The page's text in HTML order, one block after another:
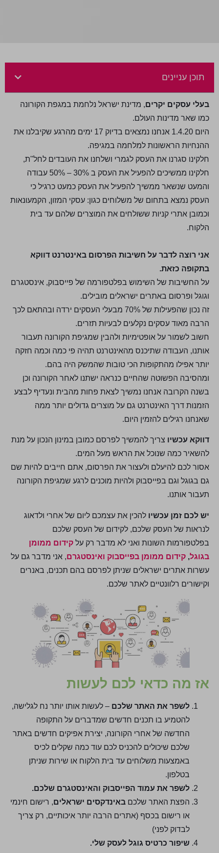
תוכן עניינים
בעלי עסקים יקרים, מדינת ישראל נלחמת במגפת הקורונה
כמו שאר מדינות העולם.
היום 1.4.20 אנחנו נמצאים בדיוק 17 ימים מהרגע שקיבלנו את
ההנחיות הראשונות למלחמה במגיפה.
חלקינו סגרנו את העסק לגמרי ושלחנו את העובדים לחל"ת,
חלקינו ממשיכים להפעיל את העסק ב 30% – 50% עבודה
והמעט שנשאר ממשיך להפעיל את העסק כמעט כרגיל כי
העסק נמצא בתחום של משלוחים כגון: עסקי המזון, הקמעונאות
וכמובן אתרי קניות ששולחים את המוצרים שלהם עד בית
הלקוח.
אני רוצה לדבר על חשיבות הפרסום באינטרנט דווקא
בתקופה כזאת.
על החשיבות של השימוש בפלטפורמה של פייסבוק, אינסטגרם
וגוגל ופרסום באתרים ישראלים מובילים.
זה נכון שהפעילות של 70% מבעלי העסקים ירדה ובהתאם לכך
הרבה מאוד עסקים נקלעים לבעיות תזרים.
חשוב לשמור על אופטימיות ולהבין שמגיפת הקורונה תעבור
אותנו, העבודה שתיכנס מהאינטרנט תהיה פי כמה וכמה חזקה
יותר אפילו מהתקופות הכי טובות שהמשק היה בהם.
ומהסיבה הפשוטה שהחיים כנראה ישתנו לאחר הקורונה וכן
בשנה הקרובה אנחנו נמשיך לצאת פחות מהבית ונעדיף לבצע
הזמנות דרך האינטרנט גם על מוצרים גדולים יותר ממה
שאנחנו רגילים להזמין היום.
דווקא עכשיו צריך להמשיך לפרסם כמובן במינון הנכון על מנת
להשאיר כמה שנוכל את הראש מעל המים.
אסור לכם להיעלם ולעצור את הפרסום, אתם חייבים להיות שם
גם בגוגל וגם בפייסבוק ולהיות מוכנים לרגע שמגיפת הקורונה
תעבור אותנו.
יש לכם זמן עכשיו להכין את עצמכם ליום של אחרי ולדאוג
לנראות של העסק שלכם, לקידום של העסק שלכם
בפלטפורמות השונות ואני לא מדבר רק על קידום ממומן
בגוגל, קידום ממומן בפייסבוק ואינסטגרם, אני מדבר גם על
עשרות אתרים ישראלים שניתן לפרסם בהם תכנים, באנרים
וקישורים רלוונטיים לאתר שלכם.
אז מה כדאי לכם לעשות
לשפר את האתר שלכם – לעשות אותו יותר נח לגלישה,
להטמיע בו תכנים חדשים שמדברים על התקופה
החדשה של אחרי הקורונה, יצירת אפיקים חדשים באתר
שלכם שיכולים להכניס לכם עוד כמה שקלים לכיס
באמצעות משלוחים עד בית הלקוח או שירות שניתן
בטלפון.
לשפר את עמוד הפייסבוק והאינסטגרם שלכם.
הפצת האתר שלכם באינדקסים ישראלים, רישום חינמי
או רישום בכסף (אתרים הרבה יותר איכותיים, רק צריך
לבדוק לפני)
שיפור כרטיס גוגל לעסק שלי.